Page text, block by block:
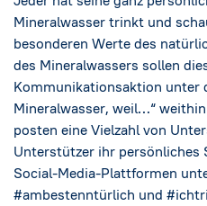
Mineralwasser trinkt und
besonderen Werte des
des Mineralwassers sollen
Kommunikationsaktion unter
Mineralwasser, weil…“
posten eine Vielzahl von
Unterstützer ihr persönliches
Social-Media-Plattformen
#ambestenntürlich und